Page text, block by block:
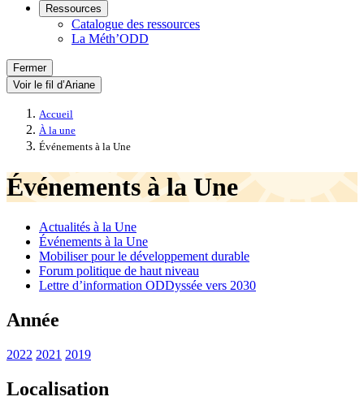
Ressources
Catalogue des ressources
La Méth’ODD
Fermer
Voir le fil d’Ariane
Accueil
À la une
Événements à la Une
Événements à la Une
Actualités à la Une
Événements à la Une
Mobiliser pour le développement durable
Forum politique de haut niveau
Lettre d’information ODDyssée vers 2030
Année
2022 2021 2019
Localisation